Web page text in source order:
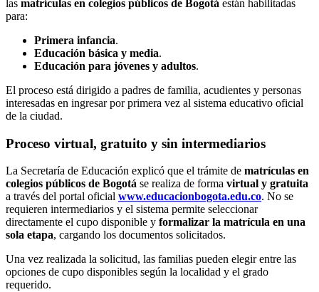
las matrículas en colegios públicos de Bogotá están habilitadas
para:
Primera infancia.
Educación básica y media.
Educación para jóvenes y adultos.
El proceso está dirigido a padres de familia, acudientes y personas
interesadas en ingresar por primera vez al sistema educativo oficial
de la ciudad.
Proceso virtual, gratuito y sin intermediarios
La Secretaría de Educación explicó que el trámite de matrículas en
colegios públicos de Bogotá se realiza de forma virtual y gratuita
a través del portal oficial www.educacionbogota.edu.co. No se
requieren intermediarios y el sistema permite seleccionar
directamente el cupo disponible y formalizar la matrícula en una
sola etapa, cargando los documentos solicitados.
Una vez realizada la solicitud, las familias pueden elegir entre las
opciones de cupo disponibles según la localidad y el grado
requerido.